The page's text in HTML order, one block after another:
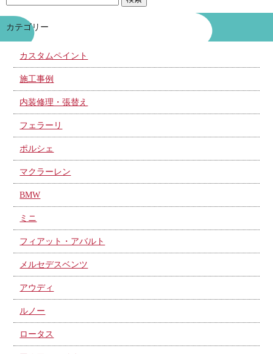
カテゴリー
カスタムペイント
施工事例
内装修理・張替え
フェラーリ
ポルシェ
マクラーレン
BMW
ミニ
フィアット・アバルト
メルセデスベンツ
アウディ
ルノー
ロータス